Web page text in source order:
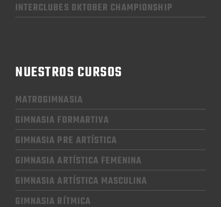
INTERCLUBES OKTOBER CHAMPIONSHIP
NUESTROS CURSOS
MATROGIMNASIA
GIMNASIA FORMARTIVA
GIMNASIA PRE ARTÍSTICA
GIMNASIA ARTÍSTICA FEMENINA
GIMNASIA ARTÍSTICA MASCULINA
GIMNASIA RÍTMICA